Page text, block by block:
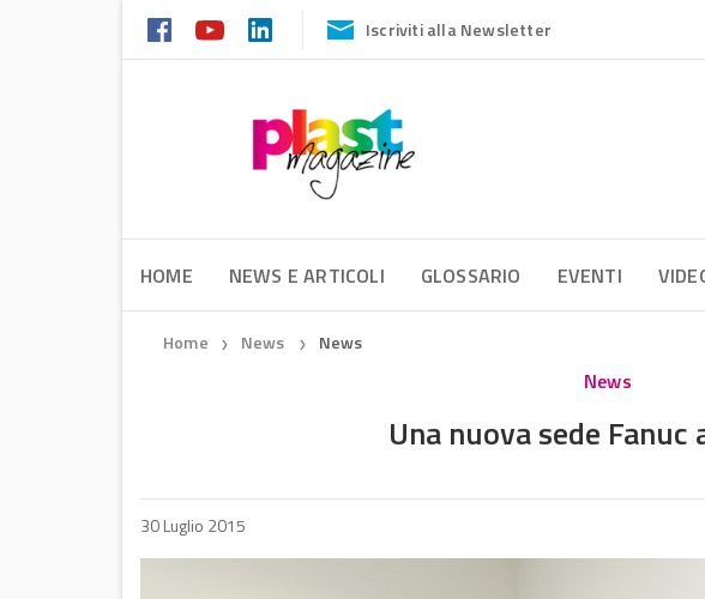
Iscriviti alla Newsletter
HOME NEWS E ARTICOLI GLOSSARIO EVENTI
Home ❯ News ❯ News
News
Una nuova sede Fanuc
30 Luglio 2015